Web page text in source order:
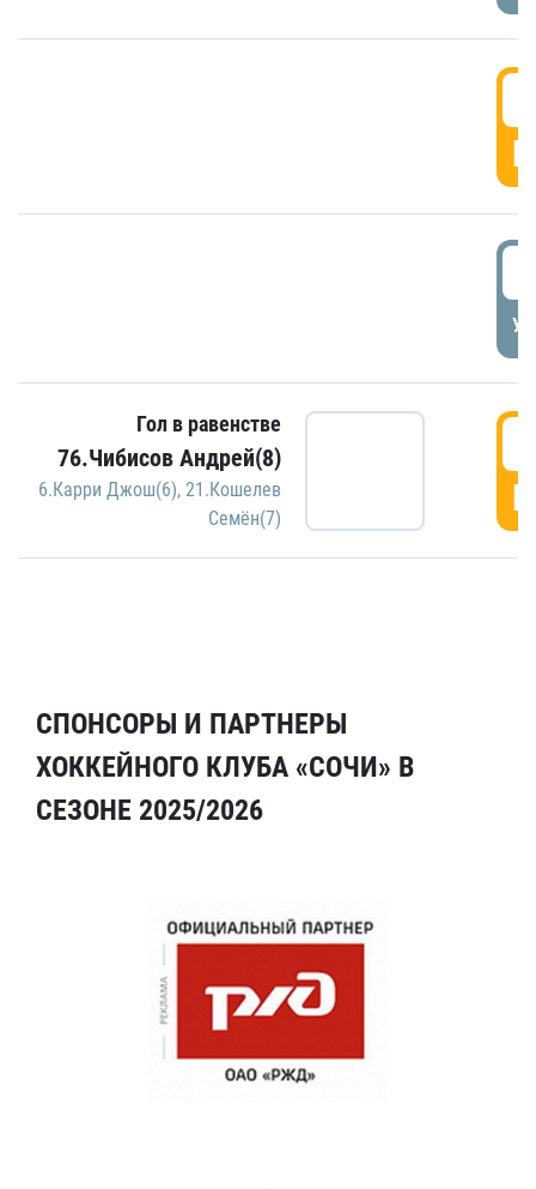
Гол в равенстве
76.Чибисов Андрей(8)
6.Карри Джош(6), 21.Кошелев
Семён(7)
СПОНСОРЫ И ПАРТНЕРЫ
ХОККЕЙНОГО КЛУБА «СОЧИ» В
СЕЗОНЕ 2025/2026